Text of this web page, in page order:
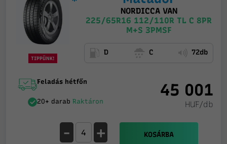
TIPPÜNK!
NORDICCA VAN
225/65R16 112/110R TL C 8PR
M+S 3PMSF
D C 72db
Feladás hétfőn
20+ darabRaktáron
45 001
HUF/db
- + KOSÁRBA